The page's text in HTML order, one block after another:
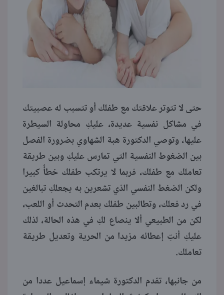
حتى لا تتوتر علاقتك مع طفلك أو تتسبب له عصبيتك
في مشاكل نفسية عديدة، عليكِ محاولة السيطرة
عليها، وتوصي الدكتورة هبة الشهاوي بضرورة الفصل
بين الضغوط النفسية التي تمارس عليكِ وبين طريقة
تعاملك مع طفلك، فربما لا يرتكب طفلك خطأً كبيرا
ولكن الضغط النفسي الذي تشعرين به يجعلكِ تبالغين
في رد فعلك، وتطالبين طفلك بعدم التحدث أو اللعب،
لكن من الطبيعي ألا ينصاع لكِ في هذه الحالة، لذلك
عليكِ أنتِ إعطائه مزيدا من الحرية وتعديل طريقة
تعاملك.
من جانبها، تقدم الدكتورة شيماء إسماعيل عددا من